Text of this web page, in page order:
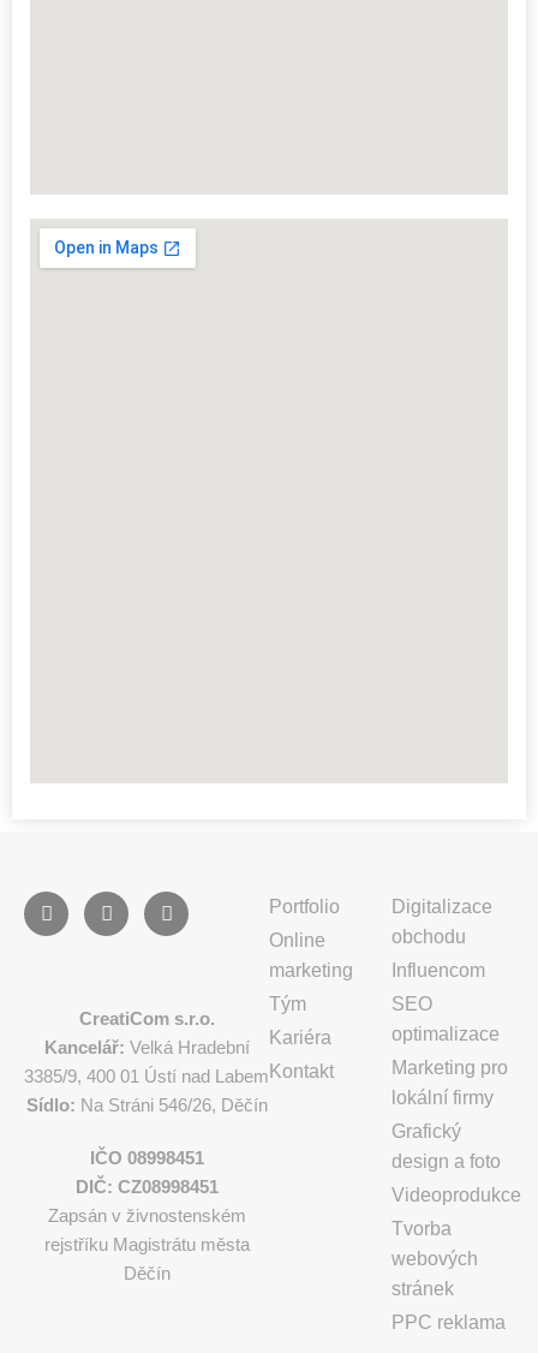
CreatiCom s.r.o.
Kancelář: Velká Hradební
3385/9, 400 01 Ústí nad Labem
Sídlo: Na Stráni 546/26, Děčín
IČO 08998451
DIČ: CZ08998451
Zapsán v živnostenském
rejstříku Magistrátu města
Děčín
Portfolio
Online
marketing
Tým
Kariéra
Kontakt
Digitalizace
obchodu
Influencom
SEO
optimalizace
Marketing pro
lokální firmy
Grafický
design a foto
Videoprodukce
Tvorba
webových
stránek
PPC reklama